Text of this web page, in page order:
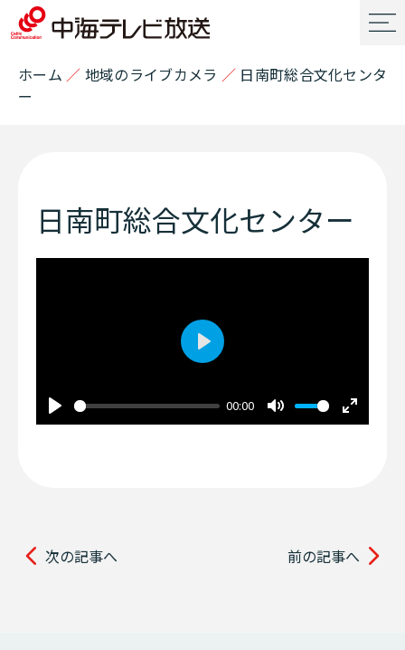
ホーム ／ 地域のライブカメラ ／ 日南町総合文化センタ
ー
日南町総合文化センター
Play
00:00
Mute
Enter
Play
次の記事へ 前の記事へ